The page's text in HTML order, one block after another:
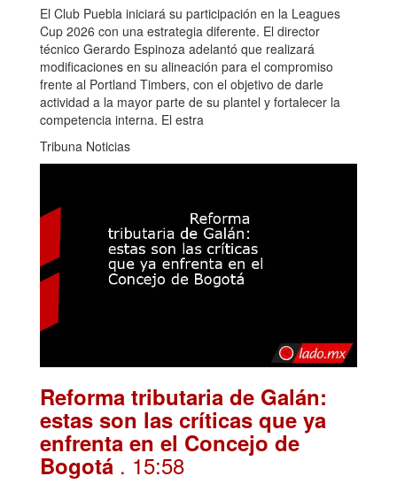
El Club Puebla iniciará su participación en la Leagues
Cup 2026 con una estrategia diferente. El director
técnico Gerardo Espinoza adelantó que realizará
modificaciones en su alineación para el compromiso
frente al Portland Timbers, con el objetivo de darle
actividad a la mayor parte de su plantel y fortalecer la
competencia interna. El estra
Tribuna Noticias
Reforma tributaria de Galán:
estas son las críticas que ya
enfrenta en el Concejo de
Bogotá . 15:58